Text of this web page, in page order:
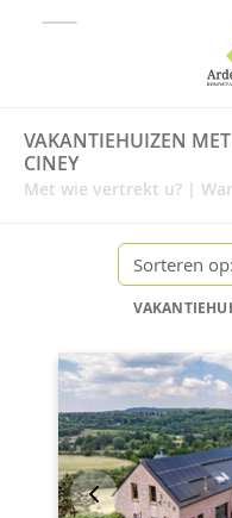
VAKANTIEHUIZEN
CINEY
Met wie vertrekt u? |
Sorteren op: